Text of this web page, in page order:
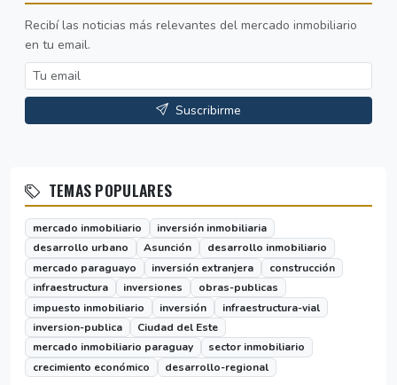
Recibí las noticias más relevantes del mercado inmobiliario
en tu email.
Suscribirme
TEMAS POPULARES
mercado inmobiliario
inversión inmobiliaria
desarrollo urbano
Asunción
desarrollo inmobiliario
mercado paraguayo
inversión extranjera
construcción
infraestructura
inversiones
obras-publicas
impuesto inmobiliario
inversión
infraestructura-vial
inversion-publica
Ciudad del Este
mercado inmobiliario paraguay
sector inmobiliario
crecimiento económico
desarrollo-regional